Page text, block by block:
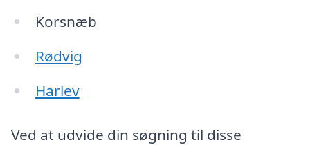
Korsnæb
Rødvig
Harlev
Ved at udvide din søgning til disse